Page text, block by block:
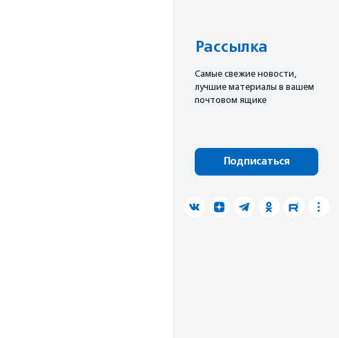
Рассылка
Cамые свежие новости,
лучшие материалы в вашем
почтовом ящике
Подписаться